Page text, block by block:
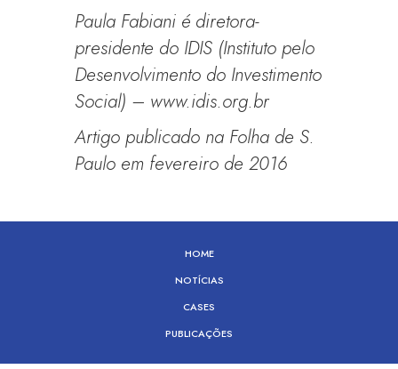
Paula Fabiani é diretora-
presidente do IDIS (Instituto pelo
Desenvolvimento do Investimento
Social) – www.idis.org.br
Artigo publicado na Folha de S.
Paulo em fevereiro de 2016
HOME
NOTÍCIAS
CASES
PUBLICAÇÕES